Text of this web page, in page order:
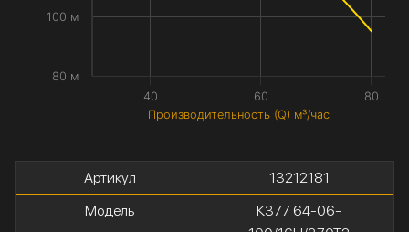
Производительность (Q) м³/час
40 60 80
80 м
100 м
Артикул
13212181
Модель
К377 64-06-